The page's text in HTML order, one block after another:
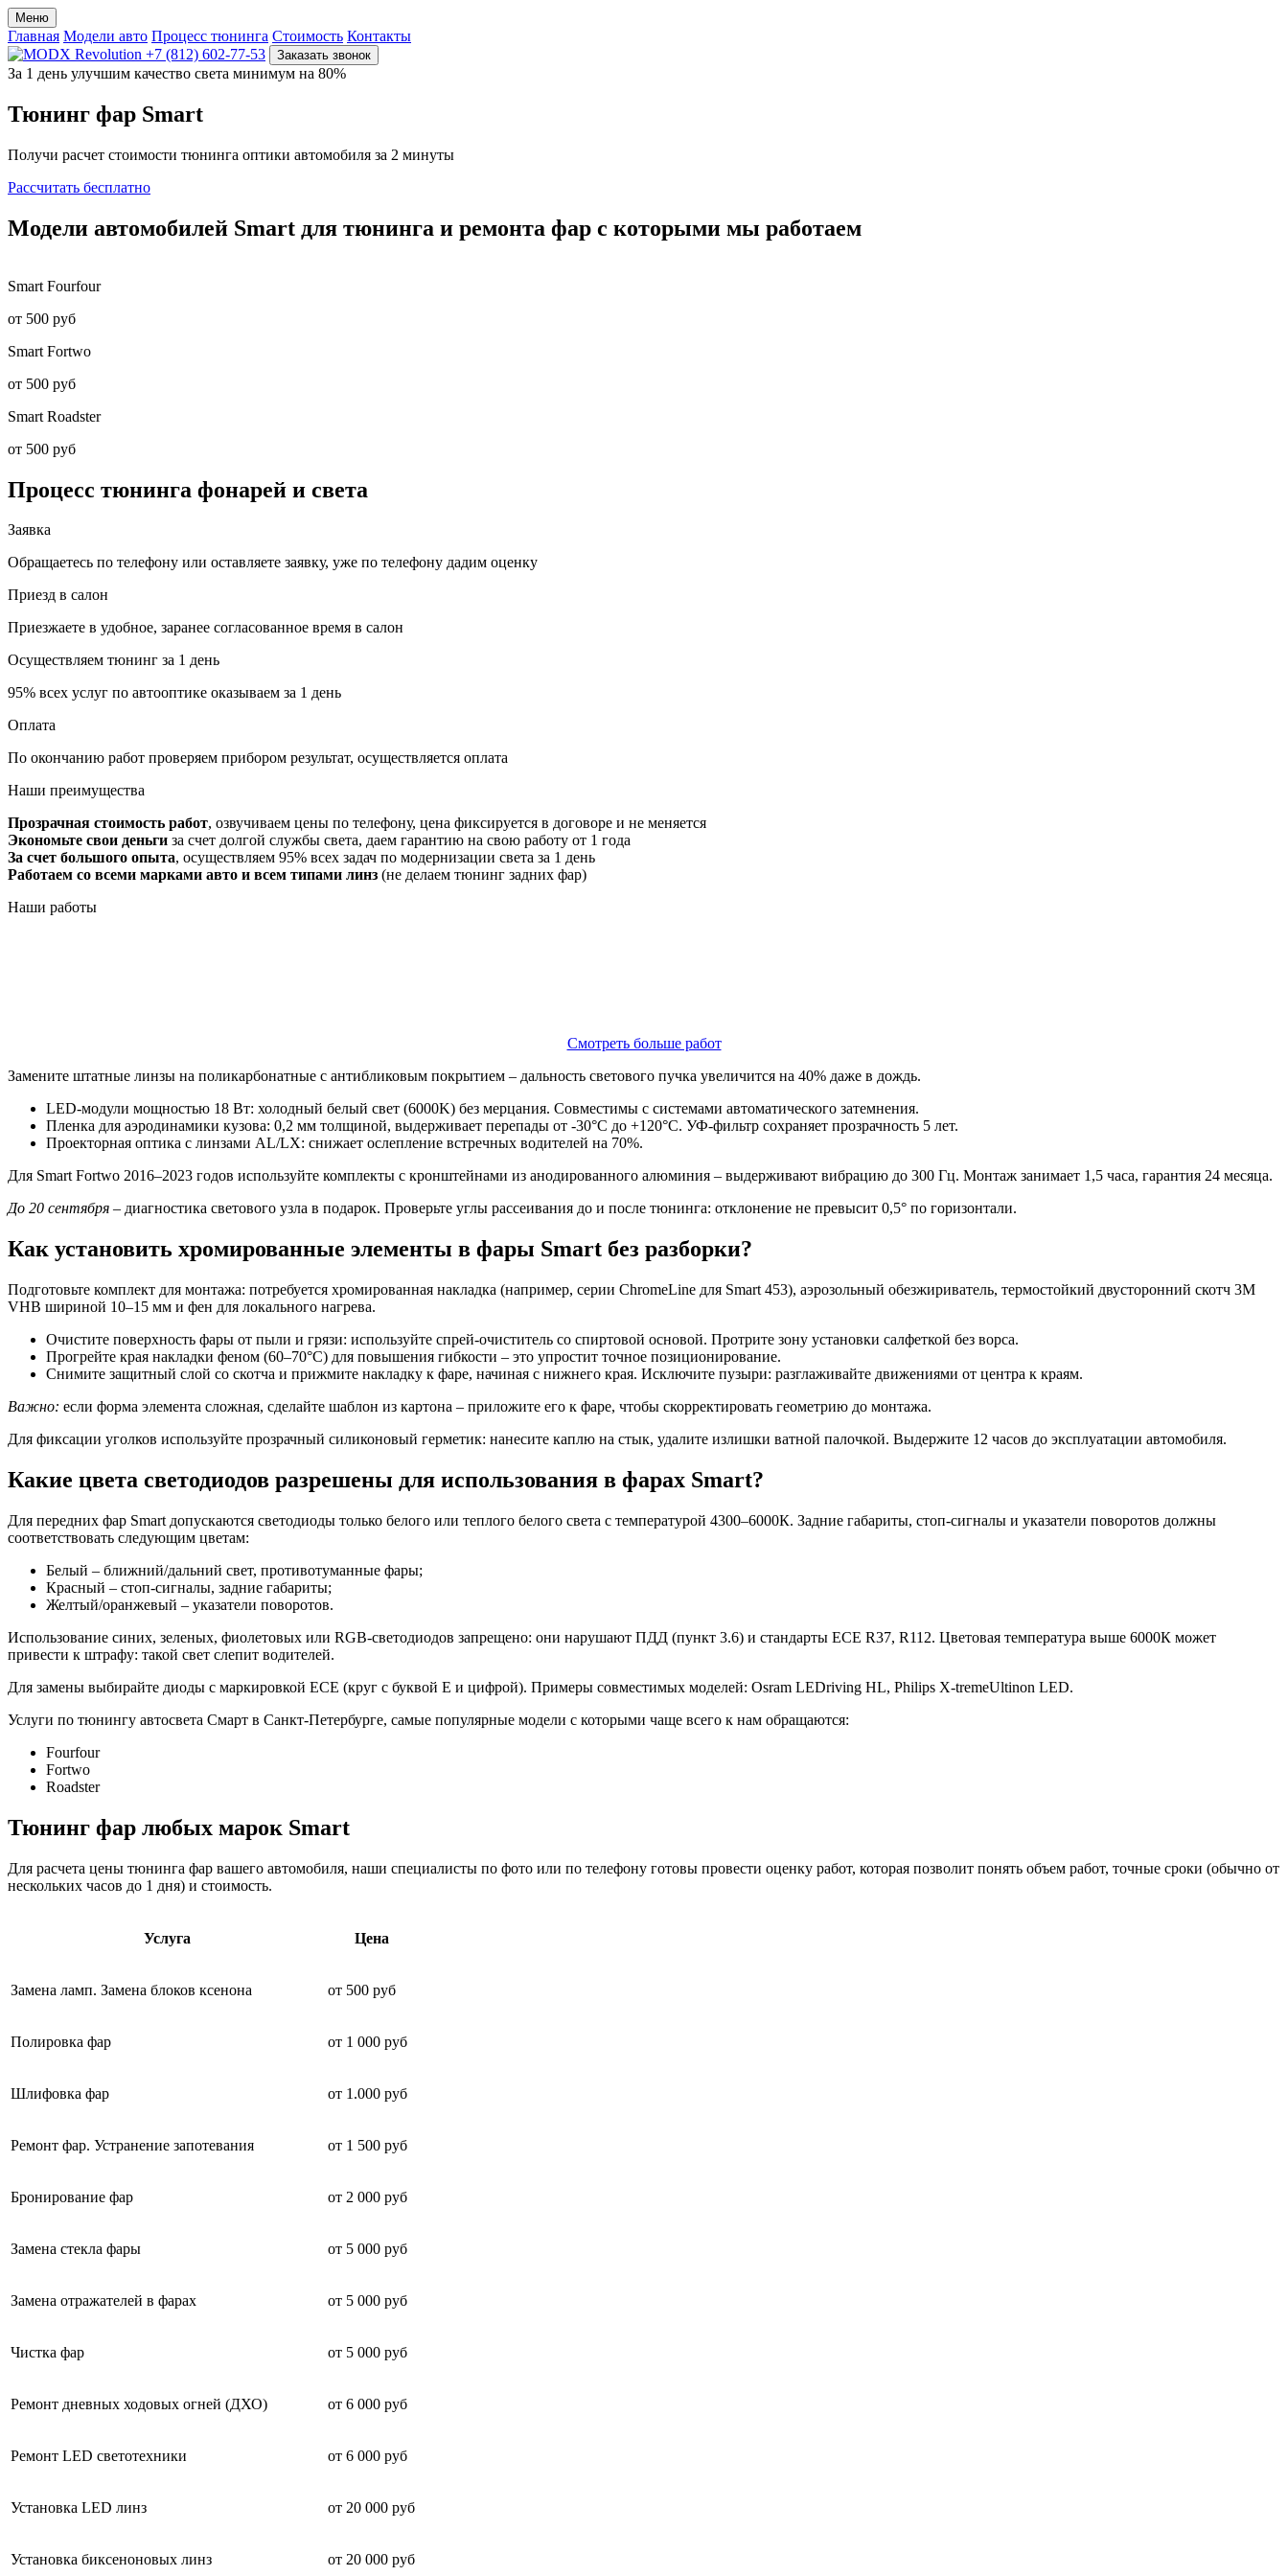
Меню
Главная Модели авто Процесс тюнинга Стоимость Контакты
+7 (812) 602-77-53
Заказать звонок
За 1 день улучшим качество света минимум на 80%
Тюнинг фар Smart
Получи расчет стоимости тюнинга оптики автомобиля за 2 минуты
Рассчитать бесплатно
Модели автомобилей Smart для тюнинга и ремонта фар с которыми мы работаем
Smart Fourfour
от 500 руб
Smart Fortwo
от 500 руб
Smart Roadster
от 500 руб
Процесс тюнинга фонарей и света
Заявка
Обращаетесь по телефону или оставляете заявку, уже по телефону дадим оценку
Приезд в салон
Приезжаете в удобное, заранее согласованное время в салон
Осуществляем тюнинг за 1 день
95% всех услуг по автооптике оказываем за 1 день
Оплата
По окончанию работ проверяем прибором результат, осуществляется оплата
Наши преимущества
Прозрачная стоимость работ, озвучиваем цены по телефону, цена фиксируется в договоре и не меняется
Экономьте свои деньги за счет долгой службы света, даем гарантию на свою работу от 1 года
За счет большого опыта, осуществляем 95% всех задач по модернизации света за 1 день
Работаем со всеми марками авто и всем типами линз (не делаем тюнинг задних фар)
Наши работы
Смотреть больше работ
Замените штатные линзы на поликарбонатные с антибликовым покрытием – дальность светового пучка увеличится на 40% даже в дождь.
LED-модули мощностью 18 Вт: холодный белый свет (6000K) без мерцания. Совместимы с системами автоматического затемнения.
Пленка для аэродинамики кузова: 0,2 мм толщиной, выдерживает перепады от -30°C до +120°C. УФ-фильтр сохраняет прозрачность 5 лет.
Проекторная оптика с линзами AL/LX: снижает ослепление встречных водителей на 70%.
Для Smart Fortwo 2016–2023 годов используйте комплекты с кронштейнами из анодированного алюминия – выдерживают вибрацию до 300 Гц. Монтаж занимает 1,5 часа, гарантия 24 месяца.
До 20 сентября – диагностика светового узла в подарок. Проверьте углы рассеивания до и после тюнинга: отклонение не превысит 0,5° по горизонтали.
Как установить хромированные элементы в фары Smart без разборки?
Подготовьте комплект для монтажа: потребуется хромированная накладка (например, серии ChromeLine для Smart 453), аэрозольный обезжириватель, термостойкий двусторонний скотч 3M
VHB шириной 10–15 мм и фен для локального нагрева.
Очистите поверхность фары от пыли и грязи: используйте спрей-очиститель со спиртовой основой. Протрите зону установки салфеткой без ворса.
Прогрейте края накладки феном (60–70°C) для повышения гибкости – это упростит точное позиционирование.
Снимите защитный слой со скотча и прижмите накладку к фаре, начиная с нижнего края. Исключите пузыри: разглаживайте движениями от центра к краям.
Важно: если форма элемента сложная, сделайте шаблон из картона – приложите его к фаре, чтобы скорректировать геометрию до монтажа.
Для фиксации уголков используйте прозрачный силиконовый герметик: нанесите каплю на стык, удалите излишки ватной палочкой. Выдержите 12 часов до эксплуатации автомобиля.
Какие цвета светодиодов разрешены для использования в фарах Smart?
Для передних фар Smart допускаются светодиоды только белого или теплого белого света с температурой 4300–6000К. Задние габариты, стоп-сигналы и указатели поворотов должны
соответствовать следующим цветам:
Белый – ближний/дальний свет, противотуманные фары;
Красный – стоп-сигналы, задние габариты;
Желтый/оранжевый – указатели поворотов.
Использование синих, зеленых, фиолетовых или RGB-светодиодов запрещено: они нарушают ПДД (пункт 3.6) и стандарты ECE R37, R112. Цветовая температура выше 6000К может
привести к штрафу: такой свет слепит водителей.
Для замены выбирайте диоды с маркировкой ECE (круг с буквой E и цифрой). Примеры совместимых моделей: Osram LEDriving HL, Philips X-tremeUltinon LED.
Услуги по тюнингу автосвета Смарт в Санкт-Петербурге, самые популярные модели с которыми чаще всего к нам обращаются:
Fourfour
Fortwo
Roadster
Тюнинг фар любых марок Smart
Для расчета цены тюнинга фар вашего автомобиля, наши специалисты по фото или по телефону готовы провести оценку работ, которая позволит понять объем работ, точные сроки (обычно от
нескольких часов до 1 дня) и стоимость.
Услуга Цена
Замена ламп. Замена блоков ксенона от 500 руб
Полировка фар от 1 000 руб
Шлифовка фар от 1.000 руб
Ремонт фар. Устранение запотевания от 1 500 руб
Бронирование фар от 2 000 руб
Замена стекла фары от 5 000 руб
Замена отражателей в фарах от 5 000 руб
Чистка фар от 5 000 руб
Ремонт дневных ходовых огней (ДХО) от 6 000 руб
Ремонт LED светотехники от 6 000 руб
Установка LED линз от 20 000 руб
Установка биксеноновых линз от 20 000 руб